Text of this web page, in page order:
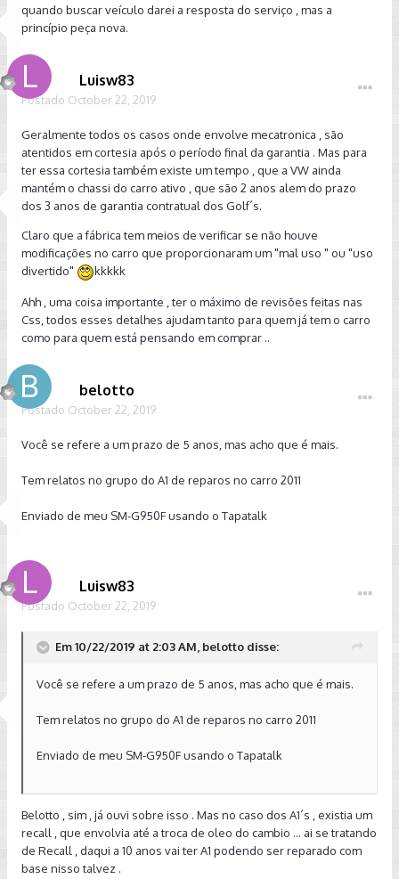
quando buscar veículo darei a resposta do serviço , mas a
princípio peça nova.
Luisw83
Postado October 22, 2019
Geralmente todos os casos onde envolve mecatronica , são
atentidos em cortesia após o período final da garantia . Mas para
ter essa cortesia também existe um tempo , que a VW ainda
mantém o chassi do carro ativo , que são 2 anos alem do prazo
dos 3 anos de garantia contratual dos Golf´s.
Claro que a fábrica tem meios de verificar se não houve
modificações no carro que proporcionaram um "mal uso " ou "uso
divertido"
kkkkk
Ahh , uma coisa importante , ter o máximo de revisões feitas nas
Css, todos esses detalhes ajudam tanto para quem já tem o carro
como para quem está pensando em comprar ..
belotto
Postado October 22, 2019
Você se refere a um prazo de 5 anos, mas acho que é mais.
Tem relatos no grupo do A1 de reparos no carro 2011
Enviado de meu SM-G950F usando o Tapatalk
Luisw83
Postado October 22, 2019
Em 10/22/2019 at 2:03 AM, belotto disse:
Você se refere a um prazo de 5 anos, mas acho que é mais.
Tem relatos no grupo do A1 de reparos no carro 2011
Enviado de meu SM-G950F usando o Tapatalk
Belotto , sim , já ouvi sobre isso . Mas no caso dos A1´s , existia um
recall , que envolvia até a troca de oleo do cambio ... ai se tratando
de Recall , daqui a 10 anos vai ter A1 podendo ser reparado com
base nisso talvez .